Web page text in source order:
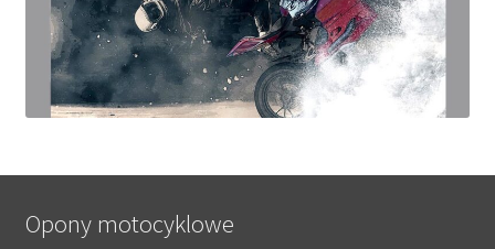
Opony motocyklowe